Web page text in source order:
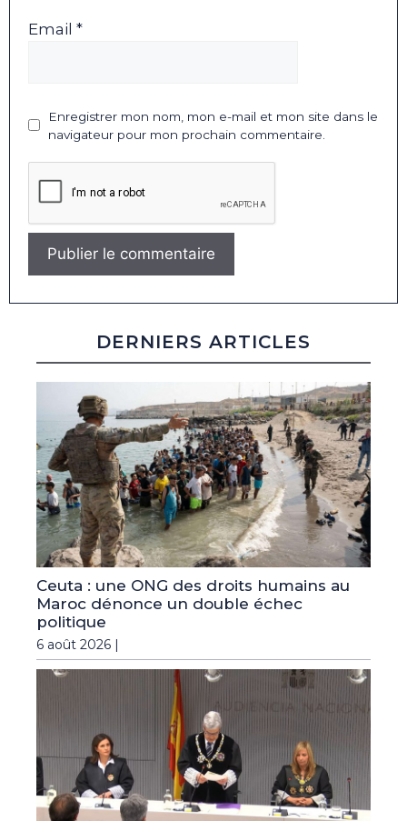
Email *
Enregistrer mon nom, mon e-mail et mon site dans le
navigateur pour mon prochain commentaire.
DERNIERS ARTICLES
Ceuta : une ONG des droits humains au
Maroc dénonce un double échec
politique
6 août 2026 |